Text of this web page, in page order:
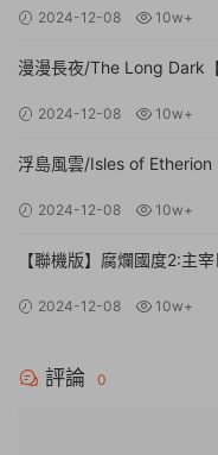
2024-12-08 10w+
漫漫長夜/The Long Dark
2024-12-08 10w+
浮島風雲/Isles of
2024-12-08 10w+
【聯機版】腐爛國度2:主
2024-12-08 10w+
評論 0